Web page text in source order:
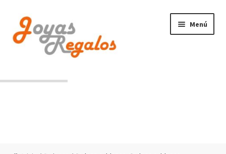
a
la
navegación
al
contenido
Menú